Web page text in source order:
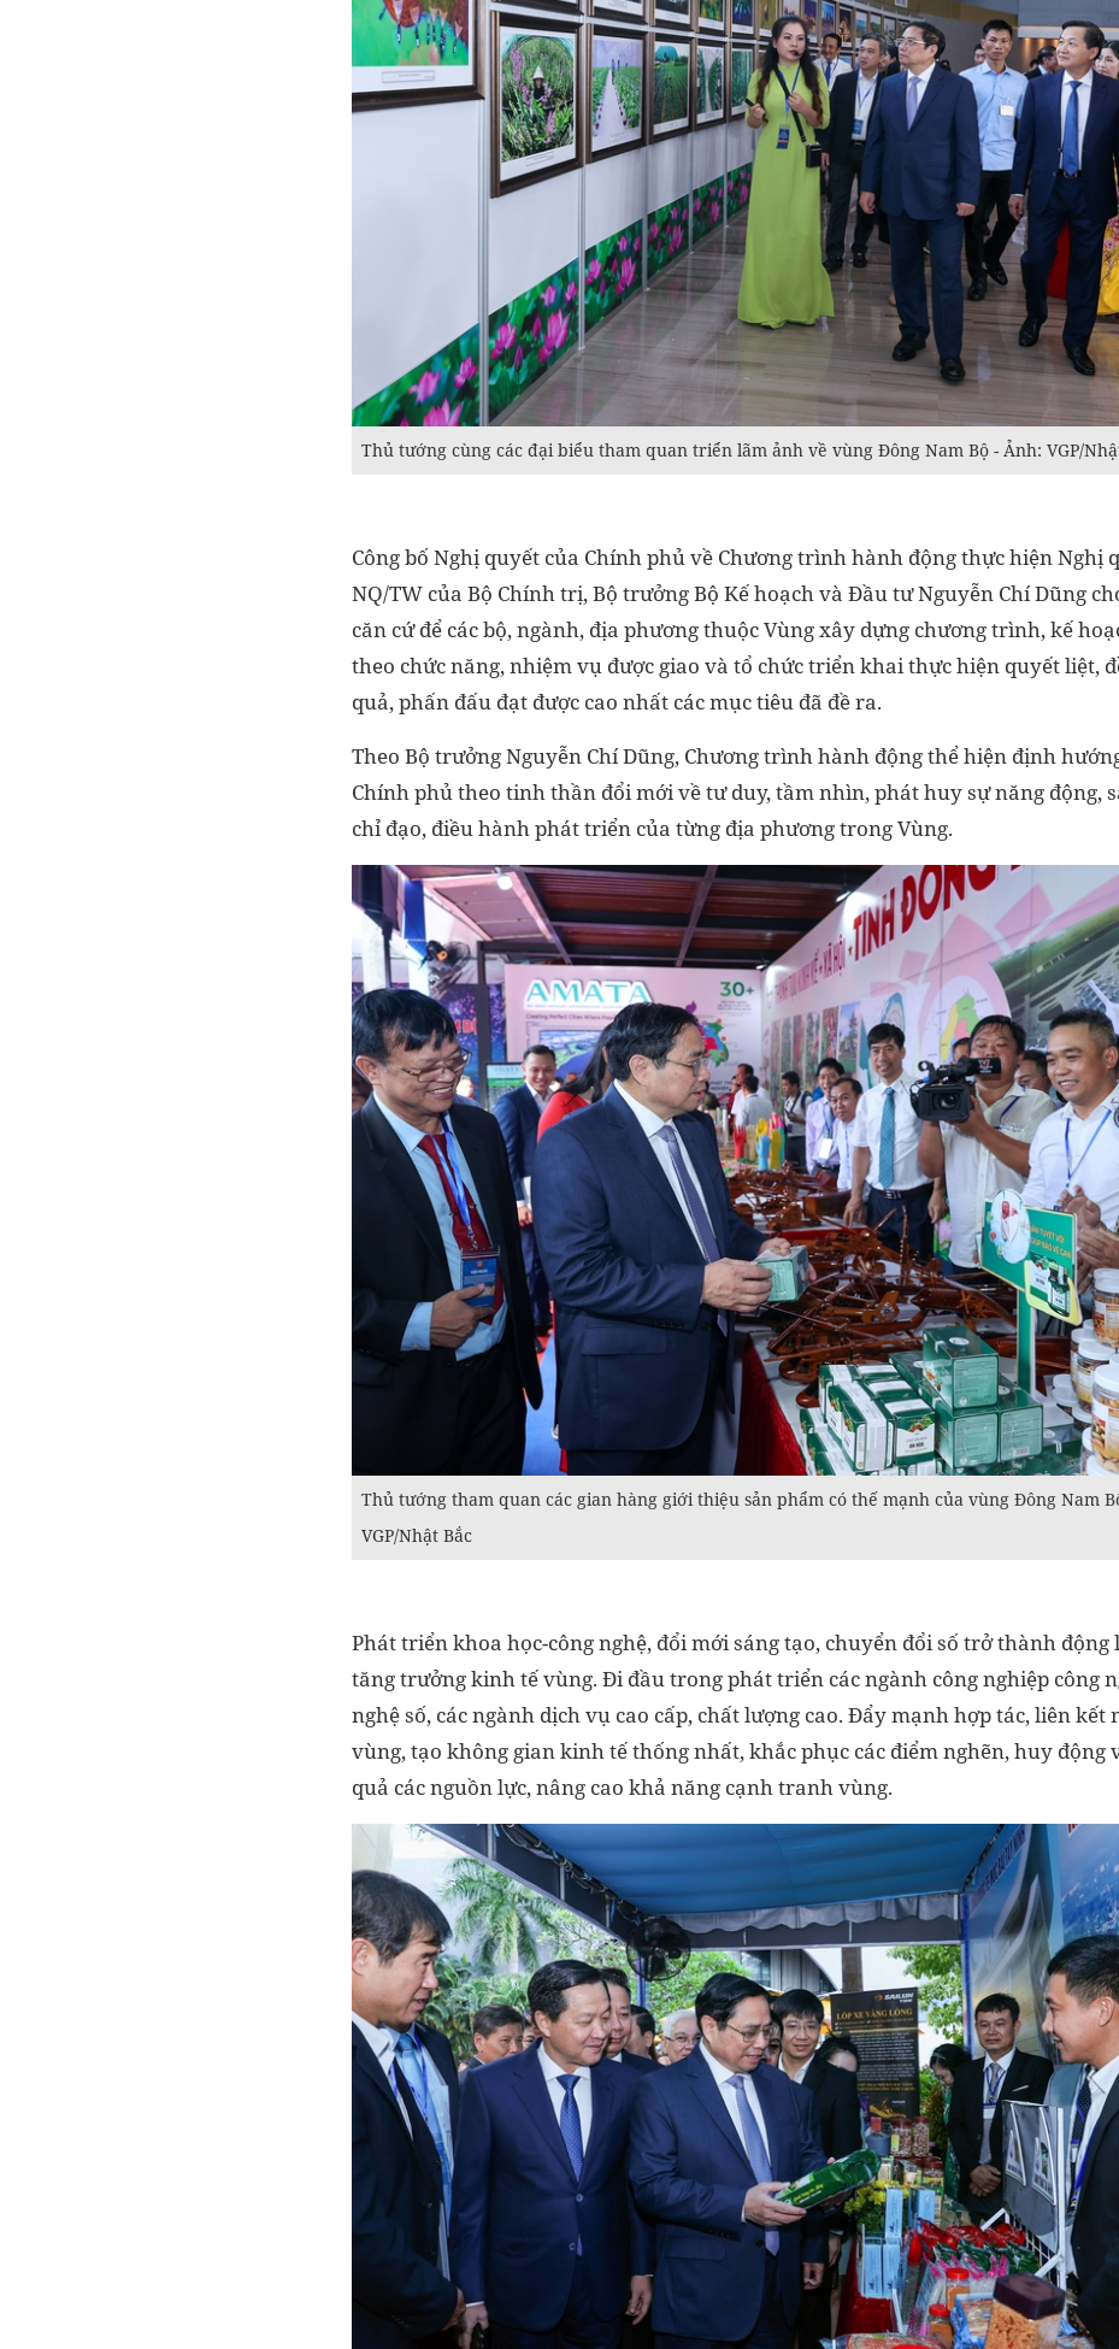
Thủ tướng cùng các đại biểu tham quan triển lãm ảnh về vùng Đông Nam Bộ - Ảnh: VGP/
Công bố Nghị quyết của Chính phủ về Chương trình hành động thực hiện Nghị
NQ/TW của Bộ Chính trị, Bộ trưởng Bộ Kế hoạch và Đầu tư Nguyễn Chí Dũng
căn cứ để các bộ, ngành, địa phương thuộc Vùng xây dựng chương trình, kế
theo chức năng, nhiệm vụ được giao và tổ chức triển khai thực hiện quyết liệt,
quả, phấn đấu đạt được cao nhất các mục tiêu đã đề ra.
Theo Bộ trưởng Nguyễn Chí Dũng, Chương trình hành động thể hiện định
Chính phủ theo tinh thần đổi mới về tư duy, tầm nhìn, phát huy sự năng động,
chỉ đạo, điều hành phát triển của từng địa phương trong Vùng.
Thủ tướng tham quan các gian hàng giới thiệu sản phẩm có thế mạnh của vùng Đông Nam
VGP/Nhật Bắc
Phát triển khoa học-công nghệ, đổi mới sáng tạo, chuyển đổi số trở thành động
tăng trưởng kinh tế vùng. Đi đầu trong phát triển các ngành công nghiệp công
nghệ số, các ngành dịch vụ cao cấp, chất lượng cao. Đẩy mạnh hợp tác, liên kết
vùng, tạo không gian kinh tế thống nhất, khắc phục các điểm nghẽn, huy động
quả các nguồn lực, nâng cao khả năng cạnh tranh vùng.